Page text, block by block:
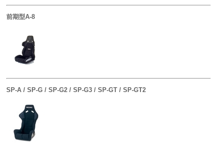
前期型A-8
SP-A / SP-G / SP-G2 / SP-G3 / SP-GT / SP-GT2